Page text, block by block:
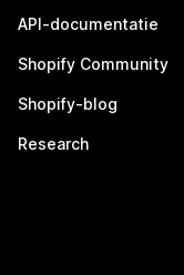
API-documentatie
Shopify Community
Shopify-blog
Research